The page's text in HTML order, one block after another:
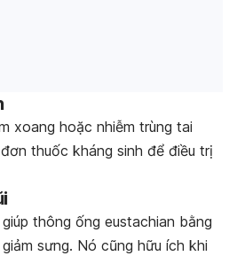
xoang hoặc nhiễm trùng tai
thuốc kháng sinh để điều trị
thông ống eustachian bằng
sưng. Nó cũng hữu ích khi